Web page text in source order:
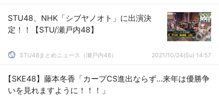
STU48、NHK「シブヤノオト」に出演決
定！！【STU/瀬戸内48】
STU48まとめニュース（瀬戸内48） 2021/10/24(Su) 14:57
【SKE48】藤本冬香「カープCS進出ならず…来年は優勝争
いを見れますように！！！」